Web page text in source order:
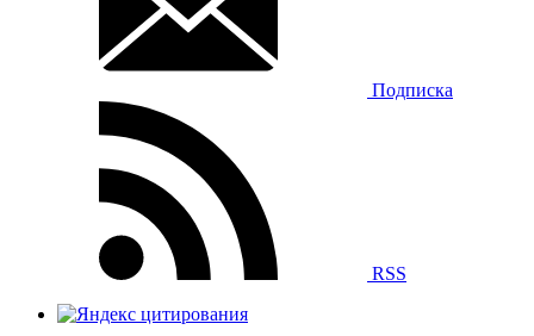
Подписка
RSS